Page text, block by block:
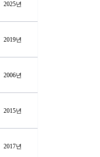
2025년
2019년
2006년
2015년
2017년